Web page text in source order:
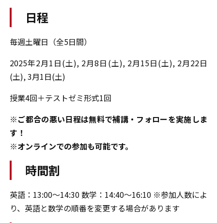
日程
毎週土曜日（全5日間）
2025年2月1日(土), 2月8日(土), 2月15日(土), 2月22日
(土), 3月1日(土)
授業4回＋テストゼミ形式1回
※ご都合の悪い日程は無料で補講・フォローを実施しま
す！
※オンラインでの参加も可能です。
時間割
英語：13:00～14:30 数学：14:40～16:10 ※参加人数によ
り、英語と数学の順番を変更する場合があります